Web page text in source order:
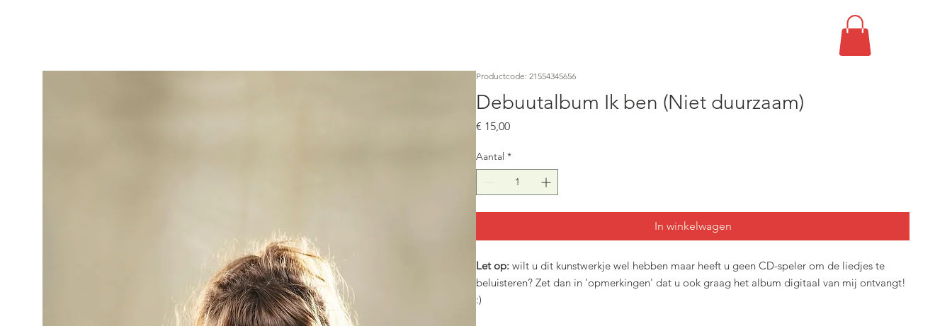
Productcode: 21554345656
Debuutalbum Ik ben (Niet duurzaam)
€ 15,00Prijs
Aantal *
In winkelwagen
Let op: wilt u dit kunstwerkje wel hebben maar heeft u geen CD-speler om de liedjes te
beluisteren? Zet dan in 'opmerkingen' dat u ook graag het album digitaal van mij ontvangt!
:)